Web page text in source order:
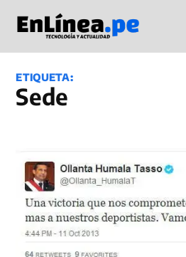
contenido
en
ETIQUETA:
Sede